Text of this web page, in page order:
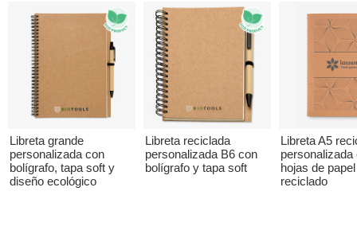
Libreta grande
personalizada con
bolígrafo, tapa soft y
diseño ecológico
Libreta reciclada
personalizada B6 con
bolígrafo y tapa soft
Libreta A5
personalizada
hojas de papel
reciclado